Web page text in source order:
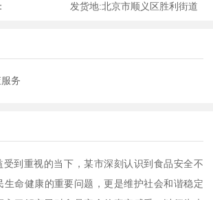
发货地:北京市顺义区胜利街道
务
受到重视的当下，某市深刻认识到食品安全不
生命健康的重要问题，更是维护社会和谐稳定